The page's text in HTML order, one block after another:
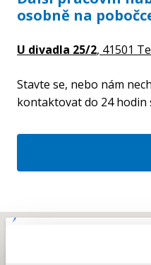
osobně na
U divadla 25/2, 41501
Stavte se, nebo nám
kontaktovat do 24 hodin